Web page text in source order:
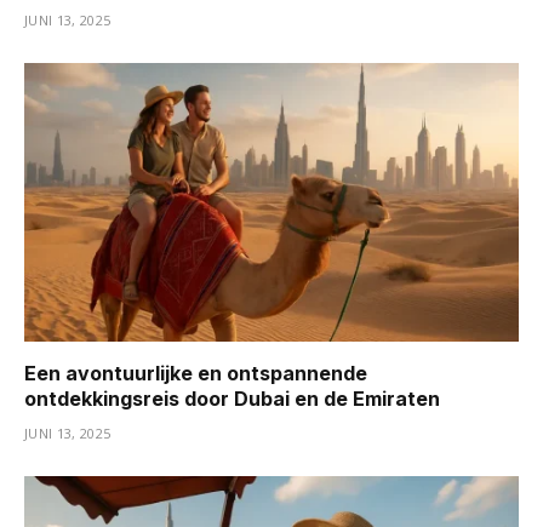
JUNI 13, 2025
Een avontuurlijke en ontspannende
ontdekkingsreis door Dubai en de Emiraten
JUNI 13, 2025